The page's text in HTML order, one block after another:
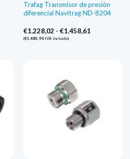
Trafag Transmisor de presión
diferencial Navitrag ND-8204
€1.228,02 - €1.458,61
(€1.485,90IVA incluido)